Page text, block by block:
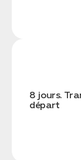
8 jours.
départ